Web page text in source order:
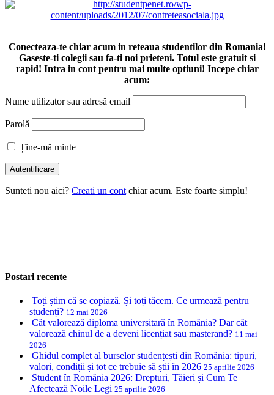
Conecteaza-te chiar acum in reteaua studentilor din Romania!
Gaseste-ti colegii sau fa-ti noi prieteni. Totul este gratuit si
rapid! Intra in cont pentru mai multe optiuni! Incepe chiar
acum:
Nume utilizator sau adresă email
Parolă
Ține-mă minte
Sunteti nou aici? Creati un cont chiar acum. Este foarte simplu!
Postari recente
Toți știm că se copiază. Și toți tăcem. Ce urmează pentru
studenți? 12 mai 2026
Cât valorează diploma universitară în România? Dar cât
valorează chinul de a deveni licențiat sau masterand? 11 mai
2026
Ghidul complet al burselor studențești din România: tipuri,
valori, condiții și tot ce trebuie să știi în 2026 25 aprilie 2026
Student în România 2026: Drepturi, Tăieri și Cum Te
Afectează Noile Legi 25 aprilie 2026